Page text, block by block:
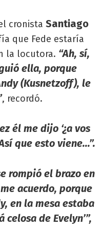
cronista Santiago
que Fede estaría
la locutora. “Ah, sí,
ella, porque
(Kusnetzoff), le
, recordó.
él me dijo ‘¿a vos
que esto viene...”.
rompió el brazo en
acuerdo, porque
en la mesa estaba
de Evelyn’”,